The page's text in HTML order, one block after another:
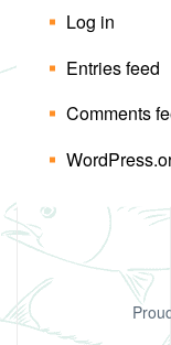
Log in
Entries feed
Comments